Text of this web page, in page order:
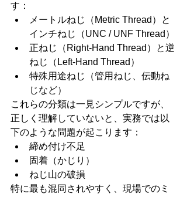
す：
メートルねじ（Metric Thread）と
インチねじ（UNC / UNF Thread）
正ねじ（Right-Hand Thread）と逆
ねじ（Left-Hand Thread）
特殊用途ねじ（管用ねじ、伝動ね
じなど）
これらの分類は一見シンプルですが、
正しく理解していないと、実務では以
下のような問題が起こります：
締め付け不足
固着（かじり）
ねじ山の破損
特に最も混同されやすく、現場でのミ